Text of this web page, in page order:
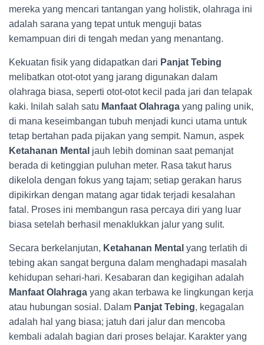
mereka yang mencari tantangan yang holistik, olahraga ini
adalah sarana yang tepat untuk menguji batas
kemampuan diri di tengah medan yang menantang.
Kekuatan fisik yang didapatkan dari Panjat Tebing
melibatkan otot-otot yang jarang digunakan dalam
olahraga biasa, seperti otot-otot kecil pada jari dan telapak
kaki. Inilah salah satu Manfaat Olahraga yang paling unik,
di mana keseimbangan tubuh menjadi kunci utama untuk
tetap bertahan pada pijakan yang sempit. Namun, aspek
Ketahanan Mental jauh lebih dominan saat pemanjat
berada di ketinggian puluhan meter. Rasa takut harus
dikelola dengan fokus yang tajam; setiap gerakan harus
dipikirkan dengan matang agar tidak terjadi kesalahan
fatal. Proses ini membangun rasa percaya diri yang luar
biasa setelah berhasil menaklukkan jalur yang sulit.
Secara berkelanjutan, Ketahanan Mental yang terlatih di
tebing akan sangat berguna dalam menghadapi masalah
kehidupan sehari-hari. Kesabaran dan kegigihan adalah
Manfaat Olahraga yang akan terbawa ke lingkungan kerja
atau hubungan sosial. Dalam Panjat Tebing, kegagalan
adalah hal yang biasa; jatuh dari jalur dan mencoba
kembali adalah bagian dari proses belajar. Karakter yang